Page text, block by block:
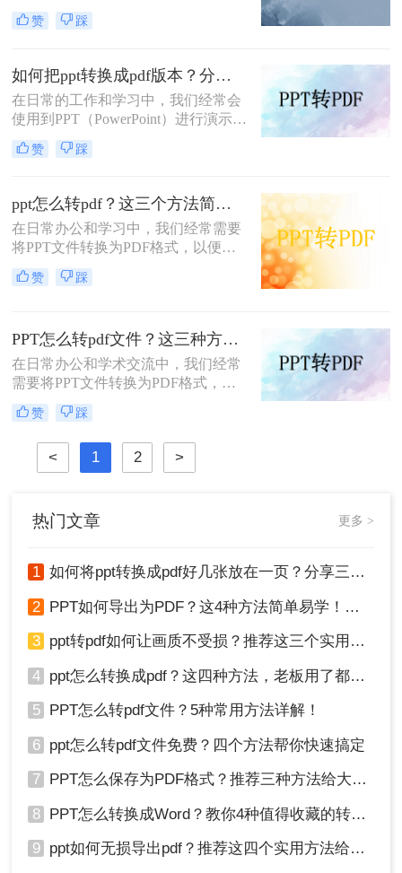
些制作好的其他格式文档转换成pdf的
格式，其中就有ppt，只要还是因为
人修改你的文档，那么转成pdf是个不
错的方法，那么如何ppt转pdf呢？
赞 踩
如何把ppt转换成pdf版本？分享四个高效转换方法！
在日常的工作和学习中，我们经常会
使用到PPT（PowerPoint）进行演示和
报告。然而，有时我们可能需要将
PPT文件转换成PDF版本，以便于在
看和分享，或者为了保持演示内容的
格式和布局不变。那么，如何把PPT
转换成PDF版本呢？本文将为您介绍
几种常见的方法。
赞 踩
ppt怎么转pdf？这三个方法简单易操作！
在日常办公和学习中，我们经常需要
将PPT文件转换为PDF格式，以便在
各种设备和平台上进行分享、打印或
存档。那么PPT怎么转PDF呢？本文
赞 踩
PPT怎么转pdf文件？这三种方法小白也能轻松学会！
在日常办公和学术交流中，我们经常
需要将PPT文件转换为PDF格式，以
便于分享、打印和保存。PDF格式因
其跨平台兼容性和良好的版面保持能
力，成为了许多场合下的首选格式。
那么PPT怎么转pdf文件呢？本文将介
绍PPT转PDF文件的几种常用方法，
赞 踩
< 1 2 >
热门文章 更多 >
1 如何将ppt转换成pdf好几张放在一页？分享三种简单且高效的方法！
2 PPT如何导出为PDF？这4种方法简单易学！值得收藏！
3 ppt转pdf如何让画质不受损？推荐这三个实用方法给你！
4 ppt怎么转换成pdf？这四种方法，老板用了都给满分！
5 PPT怎么转pdf文件？5种常用方法详解！
6 ppt怎么转pdf文件免费？四个方法帮你快速搞定
7 PPT怎么保存为PDF格式？推荐三种方法给大家！
8 PPT怎么转换成Word？教你4种值得收藏的转换方法!！
9 ppt如何无损导出pdf？推荐这四个实用方法给你！